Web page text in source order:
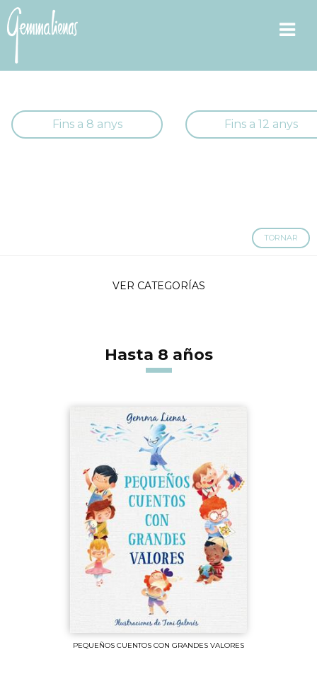
Fins a 8 anys Fins a 12 anys
TORNAR
VER CATEGORÍAS
Hasta 8 años
PEQUEÑOS CUENTOS CON GRANDES VALORES